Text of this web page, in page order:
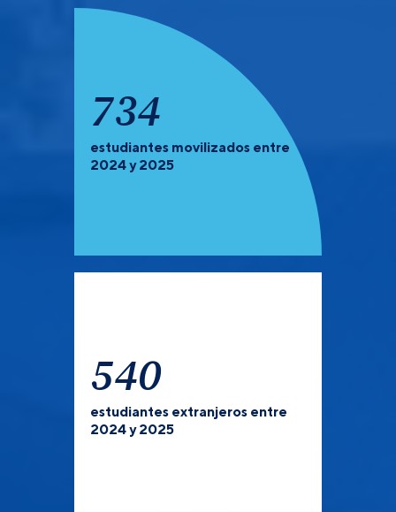
922
estudiantes movilizados entre
2024 y 2025
540
estudiantes extranjeros entre
2024 y 2025
PREGRADO Y POSGRADO:Recuerda que debes de
verificar las universidades que tienen convocatoria